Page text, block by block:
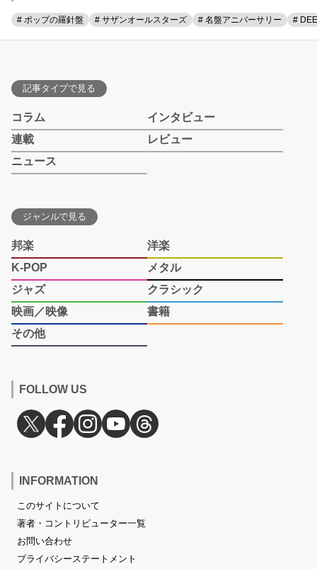
# ポップの羅針盤 # サザンオールスターズ # 名盤アニバーサリー #
記事タイプで見る
コラム
インタビュー
連載
レビュー
ニュース
ジャンルで見る
邦楽
洋楽
K-POP
メタル
ジャズ
クラシック
映画／映像
書籍
その他
FOLLOW US
INFORMATION
このサイトについて
著者・コントリビューター一覧
お問い合わせ
プライバシーステートメント